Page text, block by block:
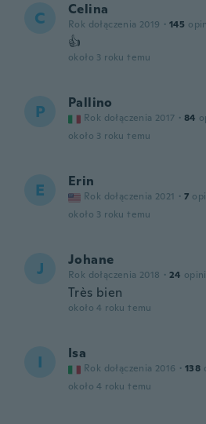
C Celina
Rok dołączenia 2019 · 145
👍
około 3 roku temu
P Pallino
Rok dołączenia 2017 · 84
około 3 roku temu
E Erin
Rok dołączenia 2021 · 7
około 3 roku temu
J Johane
Rok dołączenia 2018 · 24
Très bien
około 4 roku temu
I Isa
Rok dołączenia 2016 · 138
około 4 roku temu